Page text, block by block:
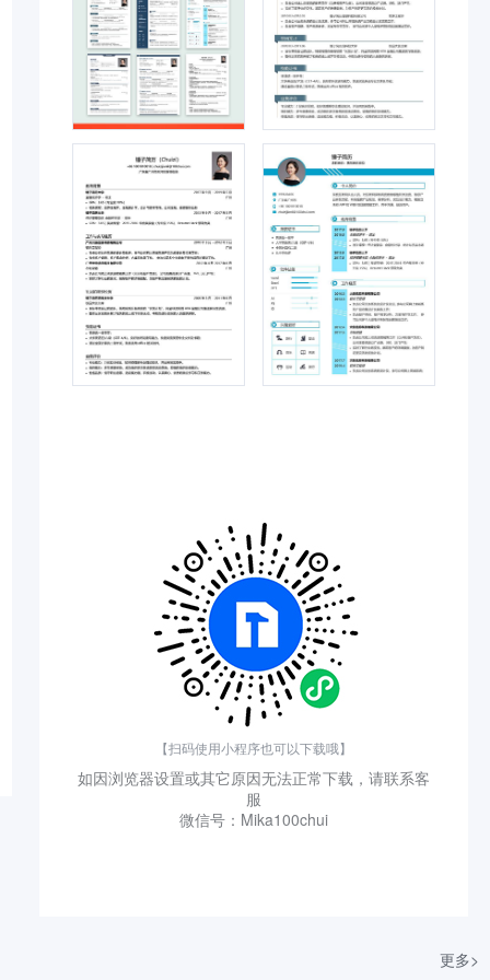
【扫码使用小程序也可以下载哦】
如因浏览器设置或其它原因无法正常下载，请联系客
服
微信号：Mika100chui
更多>